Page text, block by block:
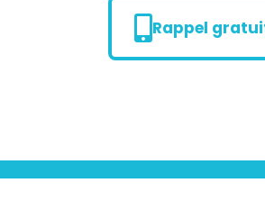
Rappel